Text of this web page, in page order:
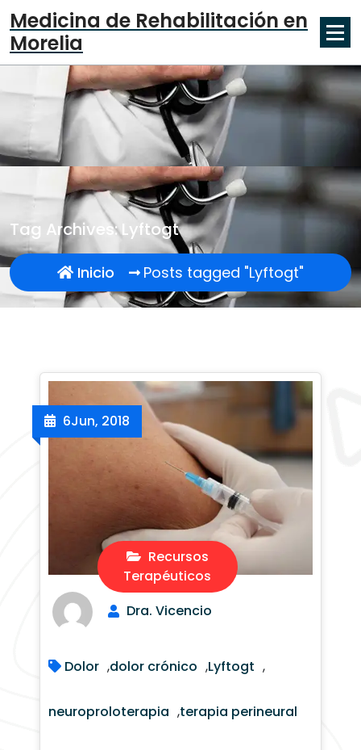
to
content
Medicina de Rehabilitación en
Morelia
Tag Archives: Lyftogt
Inicio Posts tagged "Lyftogt"
Recursos
Terapéuticos
6Jun, 2018
Dra. Vicencio
Dolor ,dolor crónico ,Lyftogt ,
neuroproloterapia ,terapia perineural